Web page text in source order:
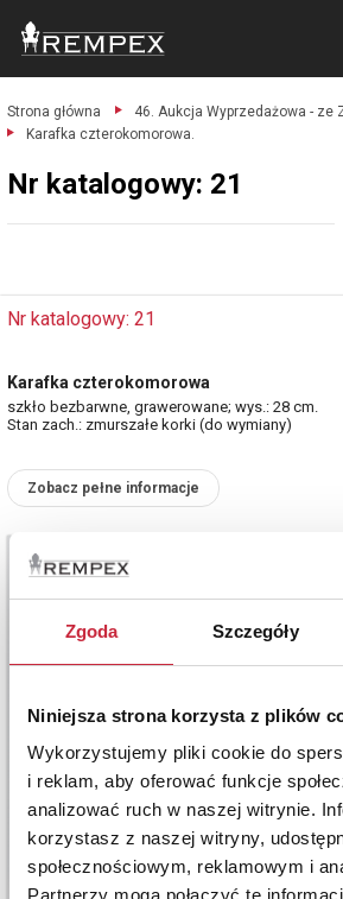
Zgoda Szczegóły
Niniejsza strona korzysta z plików
Wykorzystujemy pliki cookie do
i reklam, aby oferować funkcje
analizować ruch w naszej witrynie.
korzystasz z naszej witryny,
społecznościowym, reklamowym i
Partnerzy mogą połączyć te
Strona główna
46. Aukcja Wyprzedażowa - ze
Karafka czterokomorowa.
Nr katalogowy: 21
Nr katalogowy: 21
Karafka czterokomorowa
szkło bezbarwne, grawerowane; wys.: 28 cm.
Stan zach.: zmurszałe korki (do wymiany)
Zobacz pełne informacje